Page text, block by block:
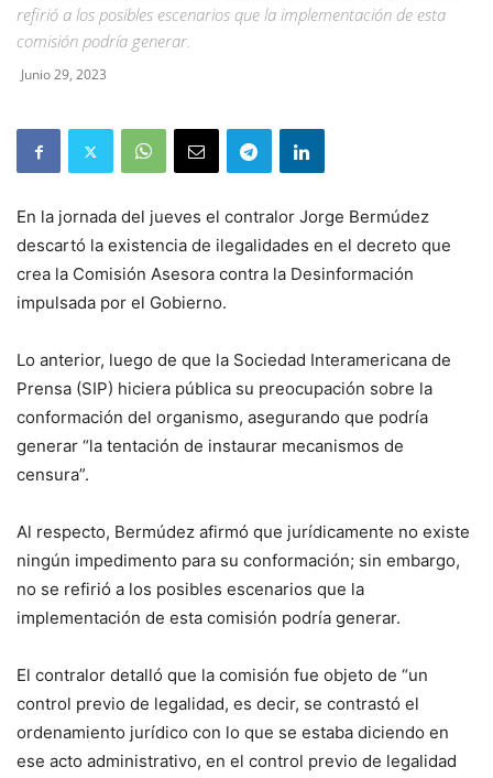
refirió a los posibles escenarios que la implementación de esta
comisión podría generar.
Junio 29, 2023
En la jornada del jueves el contralor Jorge Bermúdez
descartó la existencia de ilegalidades en el decreto que
crea la Comisión Asesora contra la Desinformación
impulsada por el Gobierno.
Lo anterior, luego de que la Sociedad Interamericana de
Prensa (SIP) hiciera pública su preocupación sobre la
conformación del organismo, asegurando que podría
generar “la tentación de instaurar mecanismos de
censura”.
Al respecto, Bermúdez afirmó que jurídicamente no existe
ningún impedimento para su conformación; sin embargo,
no se refirió a los posibles escenarios que la
implementación de esta comisión podría generar.
El contralor detalló que la comisión fue objeto de “un
control previo de legalidad, es decir, se contrastó el
ordenamiento jurídico con lo que se estaba diciendo en
ese acto administrativo, en el control previo de legalidad